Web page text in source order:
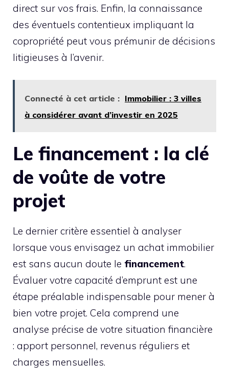
direct sur vos frais. Enfin, la connaissance
des éventuels contentieux impliquant la
copropriété peut vous prémunir de décisions
litigieuses à l’avenir.
Connecté à cet article : Immobilier : 3 villes
à considérer avant d’investir en 2025
Le financement : la clé
de voûte de votre
projet
Le dernier critère essentiel à analyser
lorsque vous envisagez un achat immobilier
est sans aucun doute le financement.
Évaluer votre capacité d’emprunt est une
étape préalable indispensable pour mener à
bien votre projet. Cela comprend une
analyse précise de votre situation financière
: apport personnel, revenus réguliers et
charges mensuelles.